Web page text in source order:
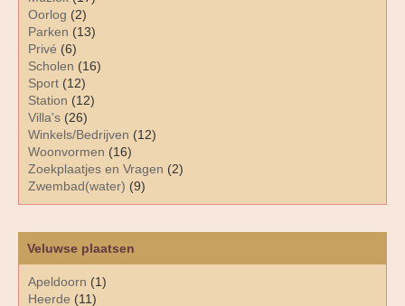
Oorlog (2)
Parken (13)
Privé (6)
Scholen (16)
Sport (12)
Station (12)
Villa's (26)
Winkels/Bedrijven (12)
Woonvormen (16)
Zoekplaatjes en Vragen (2)
Zwembad(water) (9)
Veluwse plaatsen
Apeldoorn (1)
Heerde (11)